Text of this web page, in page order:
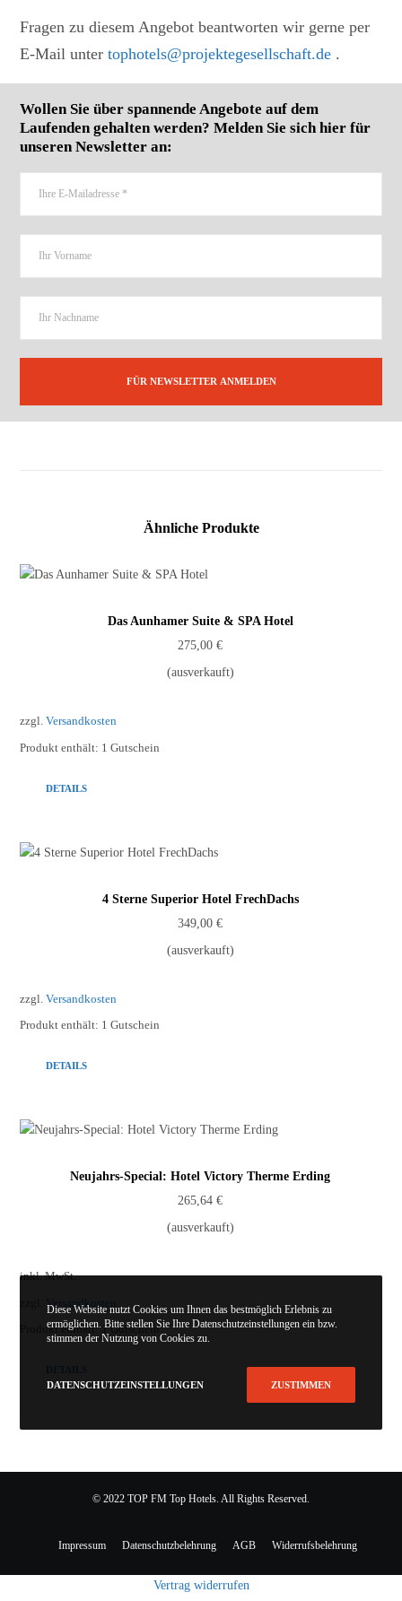
Fragen zu diesem Angebot beantworten wir gerne per
E-Mail untertophotels@projektegesellschaft.de .
Wollen Sie über spannende Angebote auf dem
Laufenden gehalten werden? Melden Sie sich hier für
unseren Newsletter an:
Ähnliche Produkte
Das Aunhamer Suite & SPA Hotel
275,00€
(ausverkauft)
zzgl.Versandkosten
Produkt enthält: 1Gutschein
DETAILS
4 Sterne Superior Hotel FrechDachs
349,00€
(ausverkauft)
zzgl.Versandkosten
Produkt enthält: 1Gutschein
DETAILS
Neujahrs-Special: Hotel Victory Therme Erding
265,64€
(ausverkauft)
inkl. MwSt.
Versandkosten
Produkt enthält: 1Gutschein
© 2022 TOP FM Top Hotels. All Rights Reserved.
Impressum Datenschutzbelehrung AGB Widerrufsbelehrung
Diese Website nutzt Cookies um Ihnen das bestmöglich Erlebnis zu
ermöglichen. Bitte stellen Sie Ihre Datenschutzeinstellungen ein bzw.
stimmen der Nutzung von Cookies zu.
DATENSCHUTZEINSTELLUNGEN ZUSTIMMEN
Vertrag widerrufen